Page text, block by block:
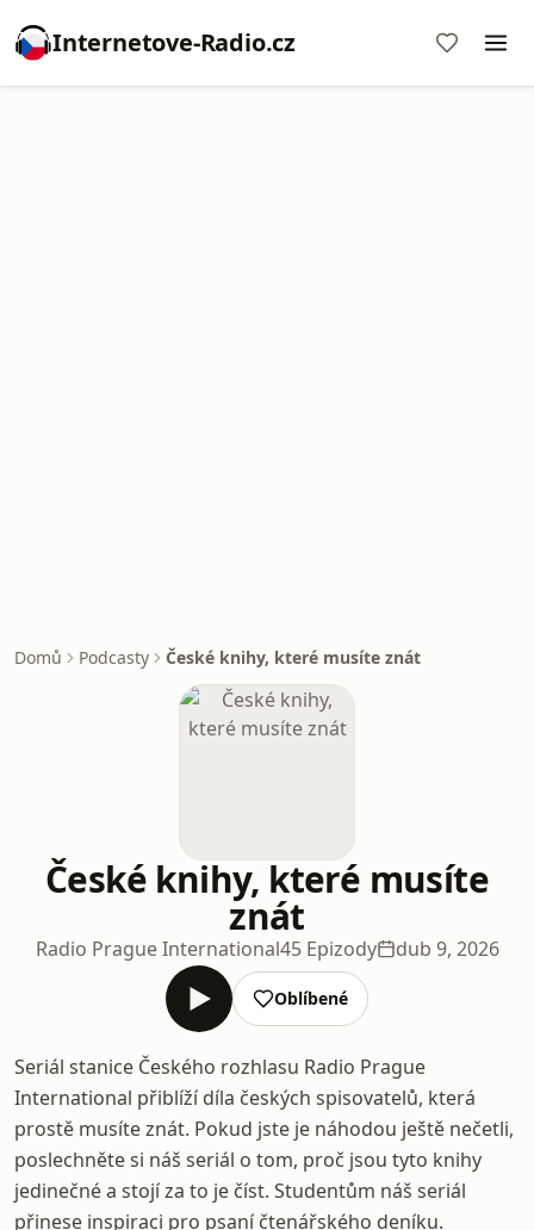
Internetove-Radio.cz
Domů Podcasty České knihy, které musíte znát
České knihy, které musíte
znát
Radio Prague International45 Epizody dub 9, 2026
Oblíbené
Seriál stanice Českého rozhlasu Radio Prague
International přiblíží díla českých spisovatelů, která
prostě musíte znát. Pokud jste je náhodou ještě nečetli,
poslechněte si náš seriál o tom, proč jsou tyto knihy
jedinečné a stojí za to je číst. Studentům náš seriál
přinese inspiraci pro psaní čtenářského deníku.